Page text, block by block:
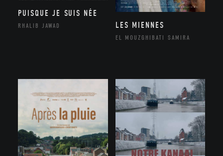
PUISQUE JE SUIS NÉE
RHALIB JAWAD LES MIENNES
EL MOUZGHIBATI SAMIRA